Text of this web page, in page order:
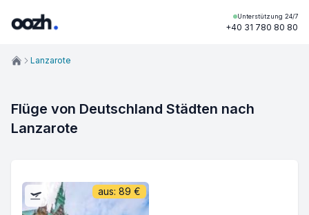
Unterstützung 24/7
+40 31 780 80 80
Lanzarote
Flüge von Deutschland Städten nach
Lanzarote
aus: 89 €